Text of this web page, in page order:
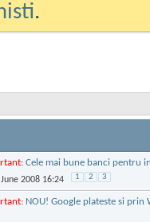
.
Cele mai bune banci pentru
2008 16:24 1 2 3
NOU! Google plateste si prin